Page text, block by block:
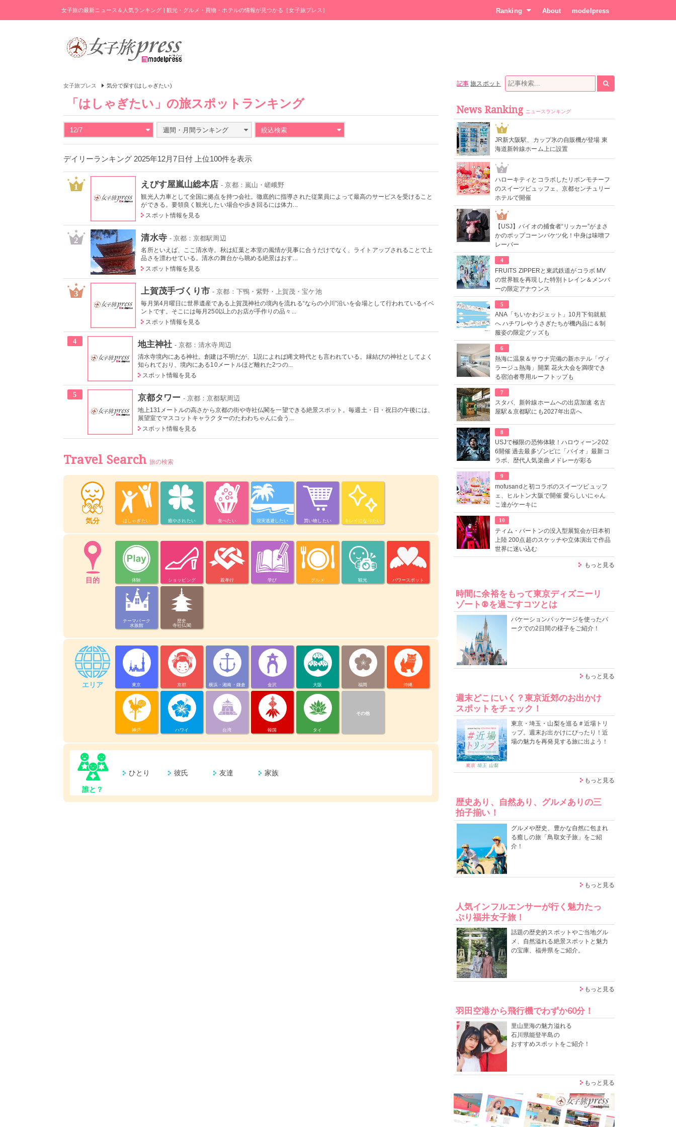
女子旅の最新ニュース＆人気ランキング | 観光・グルメ・買物・ホテルの情報が見つかる［女子旅プレス］ Ranking About modelpress
女子旅プレス 気分で探す(はしゃぎたい)
「はしゃぎたい」の旅スポットランキング
12/7 週間・月間ランキング 絞込検索
デイリーランキング 2025年12月7日付 上位100件を表示
1 えびす屋嵐山総本店 - 京都：嵐山・嵯峨野
観光人力車として全国に拠点を持つ会社。徹底的に指導された従業員によって最高のサービスを受けること
ができる。要領良く観光したい場合や歩き回るには体力...
スポット情報を見る
2 清水寺 - 京都：京都駅周辺
名所といえば、ここ清水寺。秋は紅葉と本堂の風情が見事に合うだけでなく、ライトアップされることで上
品さを漂わせている。清水の舞台から眺める絶景はおす...
スポット情報を見る
3 上賀茂手づくり市 - 京都：下鴨・紫野・上賀茂・宝ケ池
毎月第4月曜日に世界遺産である上賀茂神社の境内を流れる“ならの小川”沿いを会場として行われているイベ
ントです。そこには毎月250以上のお店が手作りの品々...
スポット情報を見る
4 地主神社 - 京都：清水寺周辺
清水寺境内にある神社。創建は不明だが、1説によれば縄文時代とも言われている。縁結びの神社としてよく
知られており、境内にある10メートルほど離れた2つの...
スポット情報を見る
5 京都タワー - 京都：京都駅周辺
地上131メートルの高さから京都の街や寺社仏閣を一望できる絶景スポット。毎週土・日・祝日の午後には、
展望室でマスコットキャラクターのたわわちゃんに会う...
スポット情報を見る
Travel Search 旅の検索
気分 はしゃぎたい 癒やされたい 食べたい 現実逃避したい 買い物したい キレイになりたい
目的 体験 ショッピング 親孝行 学び グルメ 観光 パワースポット
テーマパーク
水族館
歴史
寺社仏閣
エリア 東京 京都 横浜・湘南・鎌倉 金沢 大阪 福岡 沖縄
神戸 ハワイ 台湾 韓国 タイ
その他
誰と？
ひとり 彼氏 友達 家族
記事 旅スポット
News Ranking ニュースランキング
1
JR新大阪駅、カップ氷の自販機が登場 東
海道新幹線ホーム上に設置
2
ハローキティとコラボしたリボンモチーフ
のスイーツビュッフェ、京都センチュリー
ホテルで開催
3
【USJ】バイオの捕食者“リッカー”がまさ
かのポップコーンバケツ化！中身は味噌フ
レーバー
4
FRUITS ZIPPERと東武鉄道がコラボ MV
の世界観を再現した特別トレイン＆メンバ
ーの限定アナウンス
5
ANA「ちいかわジェット」10月下旬就航
へ ハチワレやうさぎたちが機内品に＆制
服姿の限定グッズも
6
熱海に温泉＆サウナ完備の新ホテル「ヴィ
ラージュ熱海」開業 花火大会を満喫でき
る宿泊者専用ルーフトップも
7
スタバ、新幹線ホームへの出店加速 名古
屋駅＆京都駅にも2027年出店へ
8
USJで極限の恐怖体験！ハロウィーン202
6開催 過去最多ゾンビに「バイオ」最新コ
ラボ、歴代人気楽曲メドレーが彩る
9
mofusandと初コラボのスイーツビュッフ
ェ、ヒルトン大阪で開催 愛らしいにゃん
こ達がケーキに
10
ティム・バートンの没入型展覧会が日本初
上陸 200点超のスケッチや立体演出で作品
世界に迷い込む
もっと見る
時間に余裕をもって東京ディズニーリ
ゾート®を過ごすコツとは
バケーションパッケージを使ったパ
ークでの2日間の様子をご紹介！
もっと見る
週末どこにいく？東京近郊のお出かけ
スポットをチェック！
東京・埼玉・山梨を巡る＃近場トリ
ップ。週末お出かけにぴったり！近
場の魅力を再発見する旅に出よう！
もっと見る
歴史あり、自然あり、グルメありの三
拍子揃い！
グルメや歴史、豊かな自然に包まれ
る癒しの旅「鳥取女子旅」をご紹
介！
もっと見る
人気インフルエンサーが行く魅力たっ
ぷり福井女子旅！
話題の歴史的スポットやご当地グル
メ、自然溢れる絶景スポットと魅力
の宝庫、福井県をご紹介。
もっと見る
羽田空港から飛行機でわずか60分！
里山里海の魅力溢れる
石川県能登半島の
おすすめスポットをご紹介！
もっと見る